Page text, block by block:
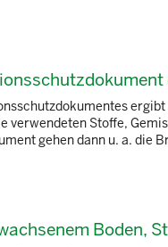
verwendeten Stoffe,
gehen dann u. a. die
Boden,